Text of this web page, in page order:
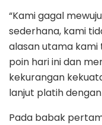
“Kami gagal
sederhana, kami
alasan utama
poin hari ini dan
kekurangan
lanjut platih
Pada babak